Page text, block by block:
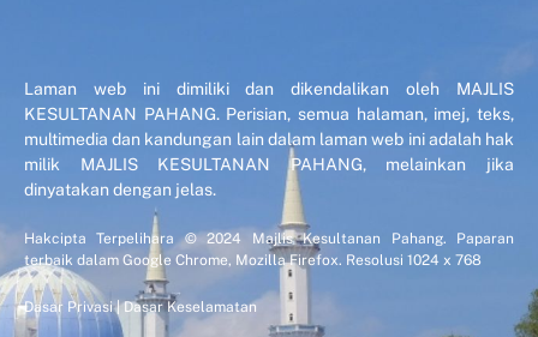
Laman web ini dimiliki dan dikendalikan oleh MAJLIS
KESULTANAN PAHANG. Perisian, semua halaman, imej, teks,
multimedia dan kandungan lain dalam laman web ini adalah hak
milik MAJLIS KESULTANAN PAHANG, melainkan jika
dinyatakan dengan jelas.
Hakcipta Terpelihara © 2024 Majlis Kesultanan Pahang. Paparan
terbaik dalam Google Chrome, Mozilla Firefox. Resolusi 1024 x 768
Dasar Privasi|Dasar Keselamatan